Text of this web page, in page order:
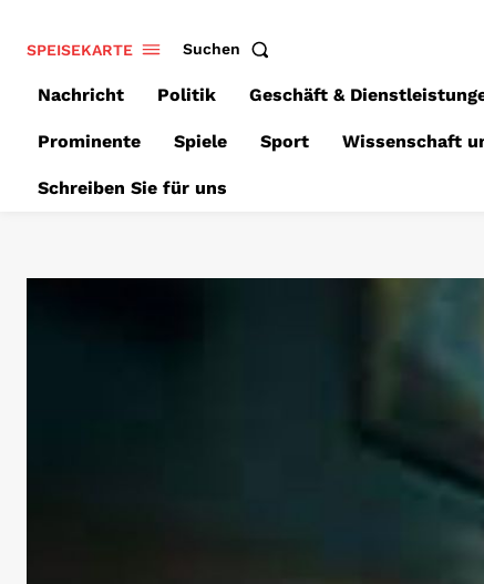
SPEISEKARTE Suchen
Nachricht Politik Geschäft &
Prominente Spiele Sport Wissenschaft
Schreiben Sie für uns